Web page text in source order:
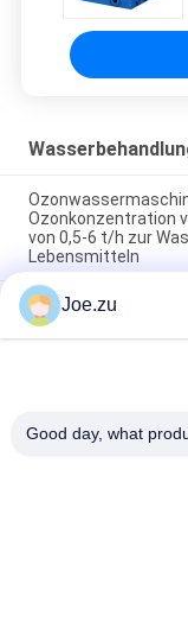
Ozonkonzentration
von 0,5-6 t/h zur
Lebensmitteln
Luftquellen-
Ozonproduktion
Edelstahlstruktur
Mobiler Stand-
Joe.zu
Good day, what